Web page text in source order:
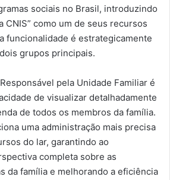
sociais no Brasil, introduzindo
CNIS” como um de seus recursos
funcionalidade é estrategicamente
grupos principais.
pela Unidade Familiar é
de visualizar detalhadamente
de todos os membros da família.
uma administração mais precisa
do lar, garantindo ao
completa sobre as
da família e melhorando a eficiência